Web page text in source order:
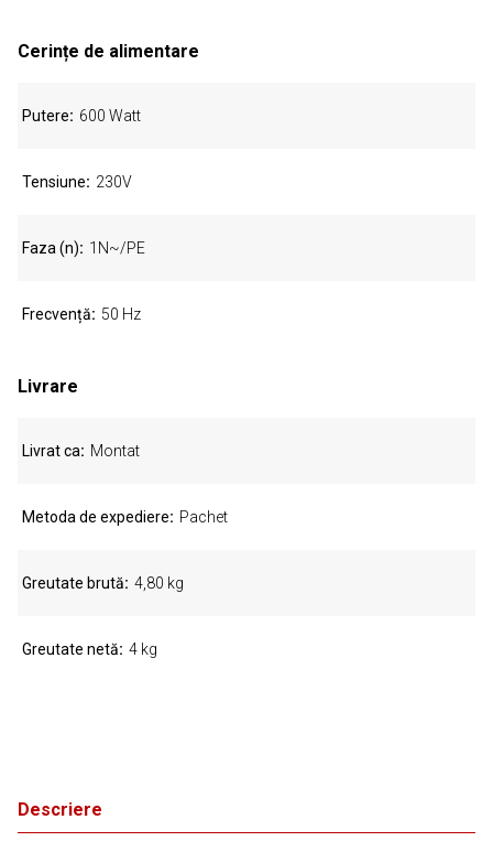
Descriere
Cerințe de alimentare
Putere 600 Watt
Tensiune 230V
Faza (n) 1N~/PE
Frecvență 50 Hz
Livrare
Livrat ca Montat
Metoda de expediere Pachet
Greutate brută 4,80 kg
Greutate netă 4 kg